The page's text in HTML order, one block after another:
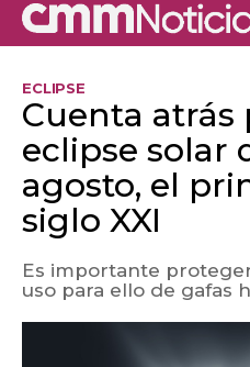
ECLIPSE
Cuenta atrás
eclipse solar
agosto, el
siglo XXI
Es importante
uso para ello de gafas